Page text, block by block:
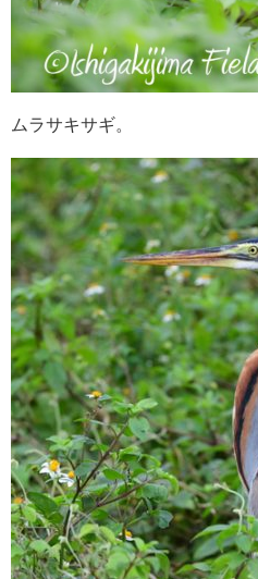
ムラサキサギ。